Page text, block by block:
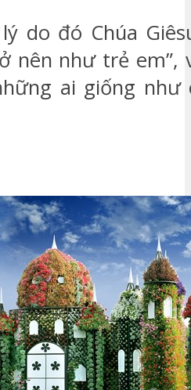
do đó Chúa
nên như trẻ em”,
ai giống như